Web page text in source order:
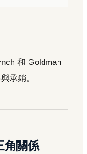
和 Goldman
承銷。
角關係